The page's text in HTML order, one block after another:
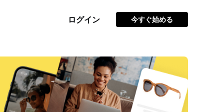
ログイン 今すぐ始める